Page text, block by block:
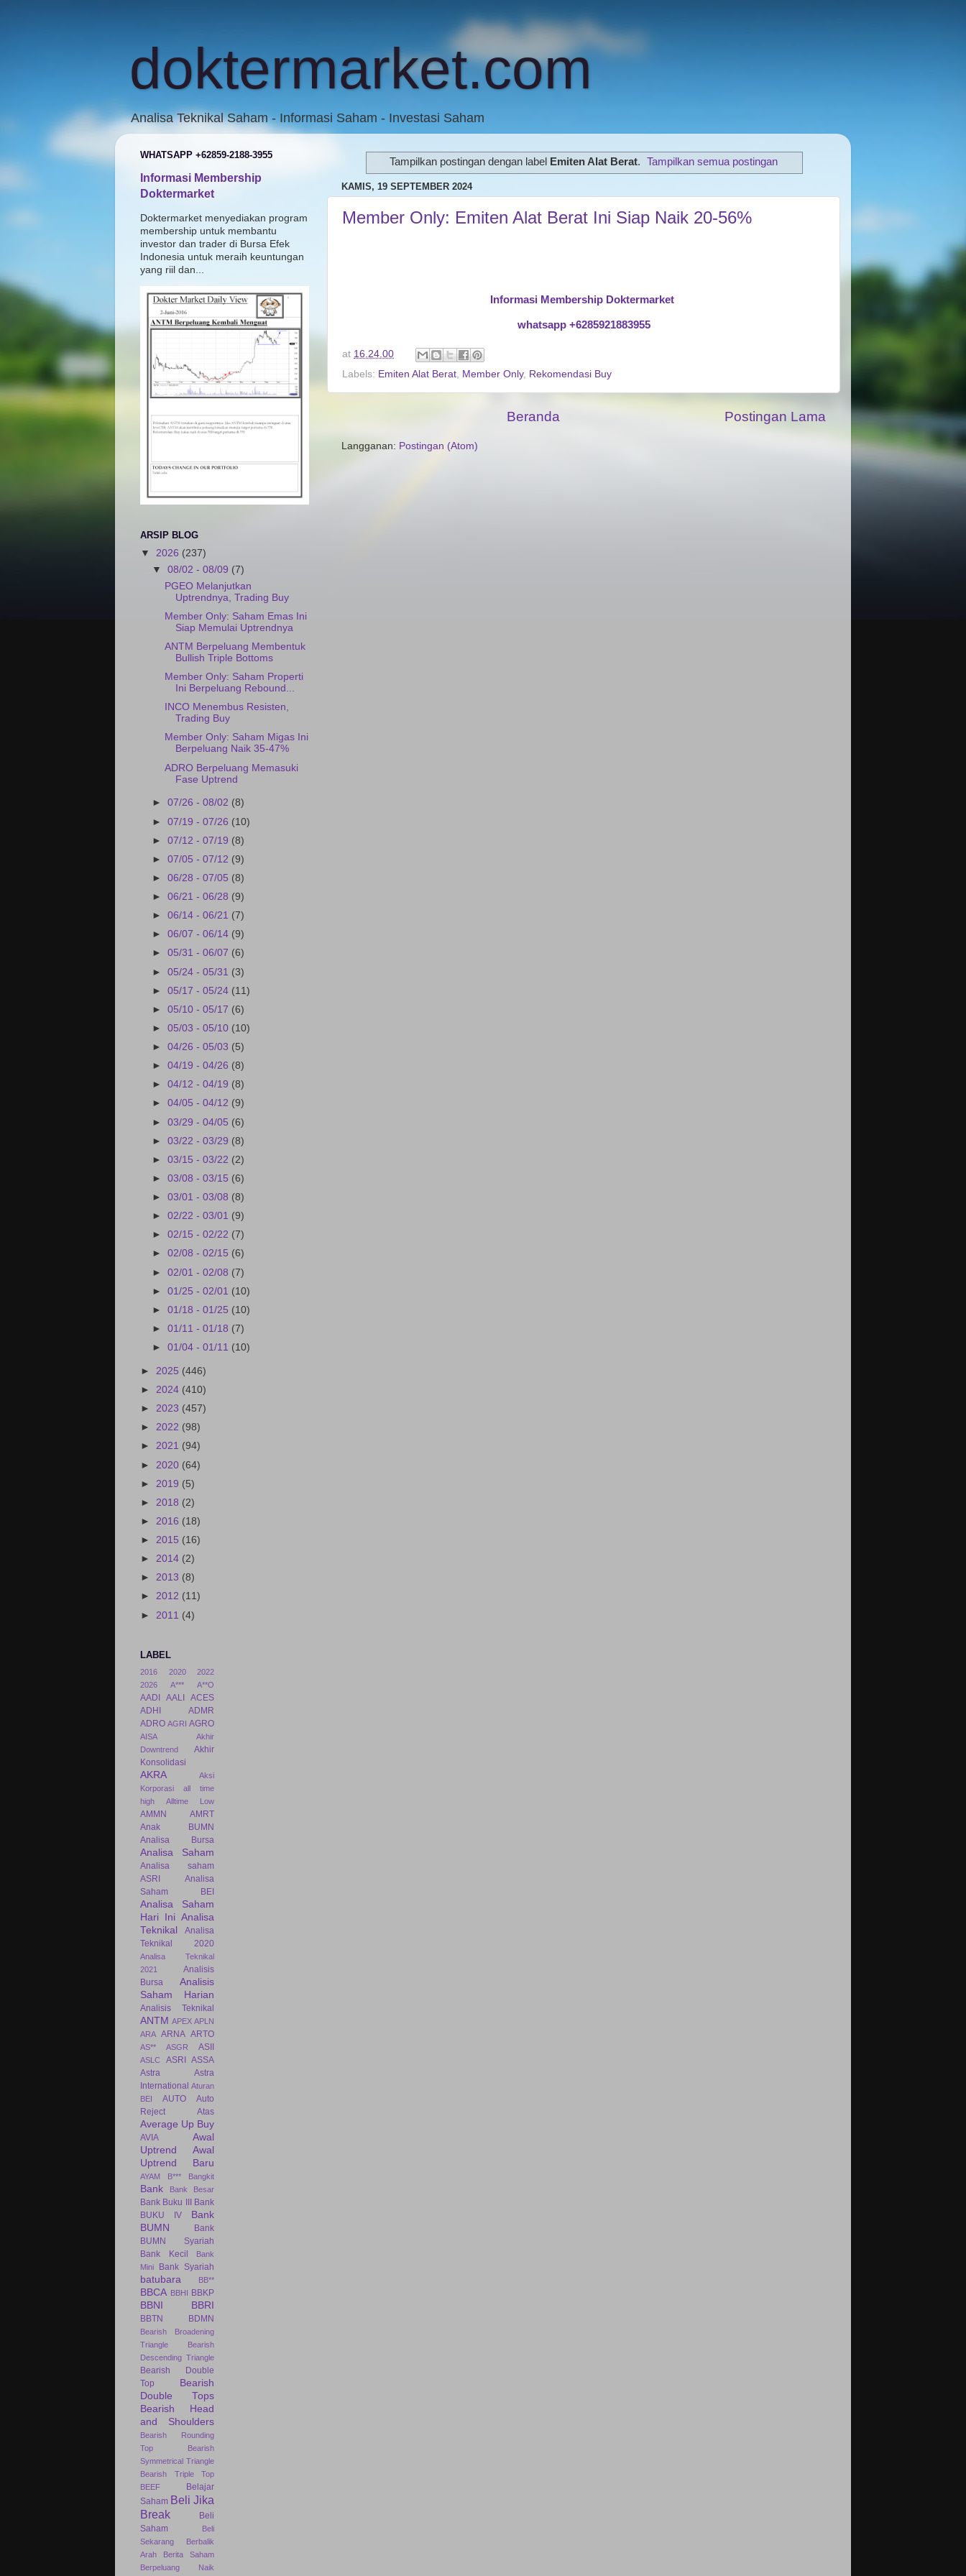
doktermarket.com
Analisa Teknikal Saham - Informasi Saham - Investasi Saham
Tampilkan postingan dengan label Emiten Alat Berat. Tampilkan semua postingan
KAMIS, 19 SEPTEMBER 2024
Member Only: Emiten Alat Berat Ini Siap Naik 20-56%
Informasi Membership Doktermarket
whatsapp +6285921883955
at 16.24.00
Labels: Emiten Alat Berat Member Only, Rekomendasi Buy
Postingan Lama
Beranda
Langganan: Postingan (Atom)
WHATSAPP +62859-2188-3955
Informasi Membership
Doktermarket
Doktermarket menyediakan program
membership untuk membantu
investor dan trader di Bursa Efek
Indonesia untuk meraih keuntungan
yang riil dan...
ARSIP BLOG
▼ 2026 (237)
▼08/02 - 08/09 (7)
PGEO Melanjutkan
Uptrendnya, Trading Buy
Member Only: Saham Emas Ini
Siap Memulai Uptrendnya
ANTM Berpeluang Membentuk
Bullish Triple Bottoms
Member Only: Saham Properti
Ini Berpeluang Rebound...
INCO Menembus Resisten,
Trading Buy
Member Only: Saham Migas Ini
Berpeluang Naik 35-47%
ADRO Berpeluang Memasuki
Fase Uptrend
►07/26 - 08/02 (8)
►07/19 - 07/26 (10)
►07/12 - 07/19 (8)
►07/05 - 07/12 (9)
►06/28 - 07/05 (8)
►06/21 - 06/28 (9)
►06/14 - 06/21 (7)
►06/07 - 06/14 (9)
►05/31 - 06/07 (6)
►05/24 - 05/31 (3)
►05/17 - 05/24 (11)
►05/10 - 05/17 (6)
►05/03 - 05/10 (10)
►04/26 - 05/03 (5)
►04/19 - 04/26 (8)
►04/12 - 04/19 (8)
►04/05 - 04/12 (9)
►03/29 - 04/05 (6)
►03/22 - 03/29 (8)
►03/15 - 03/22 (2)
►03/08 - 03/15 (6)
►03/01 - 03/08 (8)
►02/22 - 03/01 (9)
►02/15 - 02/22 (7)
►02/08 - 02/15 (6)
►02/01 - 02/08 (7)
►01/25 - 02/01 (10)
►01/18 - 01/25 (10)
►01/11 - 01/18 (7)
►01/04 - 01/11 (10)
► 2025 (446)
► 2024 (410)
► 2023 (457)
► 2022 (98)
► 2021 (94)
► 2020 (64)
► 2019 (5)
► 2018 (2)
► 2016 (18)
► 2015 (16)
► 2014 (2)
► 2013 (8)
► 2012 (11)
► 2011 (4)
LABEL
2016 2020
2022
2026
A*** A**O
AADI AALI
ACES
ADHI
ADMR
ADRO AGRI AGRO
AISA
Akhir
Downtrend
Akhir
Konsolidasi
AKRA
Aksi
Korporasi
all time
high
Alltime Low
AMMN
AMRT
Anak BUMN
Analisa Bursa
Analisa Saham
Analisa saham
ASRI
Analisa
Saham BEI
Analisa Saham
Hari Ini Analisa
Teknikal
Analisa
Teknikal 2020
Analisa Teknikal
2021
Analisis
Bursa
Analisis
Saham Harian
Analisis Teknikal
ANTM APEX APLN
ARA ARNA ARTO
AS** ASGR ASII
ASLC ASRI
ASSA
Astra
Astra
International Aturan
BEI
AUTO
Auto
Reject Atas
Average Up Buy
AVIA
Awal
Uptrend
Awal
Uptrend Baru
AYAM B*** Bangkit
Bank Bank Besar
Bank Buku III
Bank
BUKU IV
Bank
BUMN
Bank
BUMN Syariah
Bank Kecil
Bank
Mini
Bank Syariah
batubara BB**
BBCA BBHI BBKP
BBNI BBRI
BBTN BDMN
Bearish Broadening
Triangle
Bearish
Descending Triangle
Bearish Double
Top
Bearish
Double Tops
Bearish Head
and Shoulders
Bearish Rounding
Top
Bearish
Symmetrical Triangle
Bearish Triple Top
BEEF
Belajar
Saham Beli Jika
Break
Beli
Saham
Beli
Sekarang
Berbalik
Arah
Berita Saham
Berpeluang Naik